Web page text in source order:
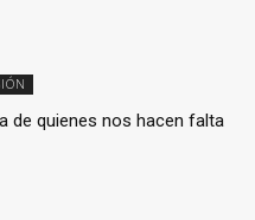
de quienes nos hacen falta